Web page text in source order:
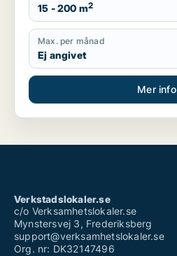
15 - 200 m2
Max. per månad
Ej angivet
Mer info
Verkstadslokaler.se
c/o Verksamhetslokaler.se
Mynstersvej 3, Frederiksberg
support@verksamhetslokaler.se
Org. nr: DK32147496